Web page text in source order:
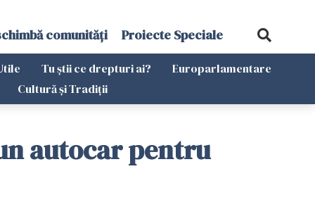
comunități Proiecte Speciale
Tu știi ce drepturi ai?
Europarlamentare
Cultură și Tradiții
autocar pentru